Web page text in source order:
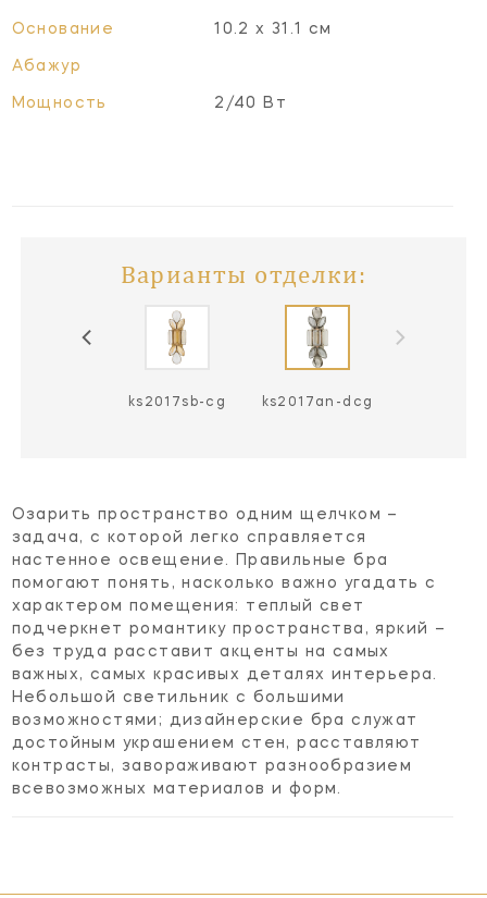
Основание 10.2 х 31.1 см
Абажур
Мощность 2/40 Вт
Варианты отделки:
ks2017sb-cg ks2017an-dcg
Озарить пространство одним щелчком –
задача, с которой легко справляется
настенное освещение. Правильные бра
помогают понять, насколько важно угадать с
характером помещения: теплый свет
подчеркнет романтику пространства, яркий –
без труда расставит акценты на самых
важных, самых красивых деталях интерьера.
Небольшой светильник с большими
возможностями; дизайнерские бра служат
достойным украшением стен, расставляют
контрасты, завораживают разнообразием
всевозможных материалов и форм.